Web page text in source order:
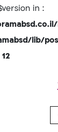
: Undefined variable $version in
lib/
12